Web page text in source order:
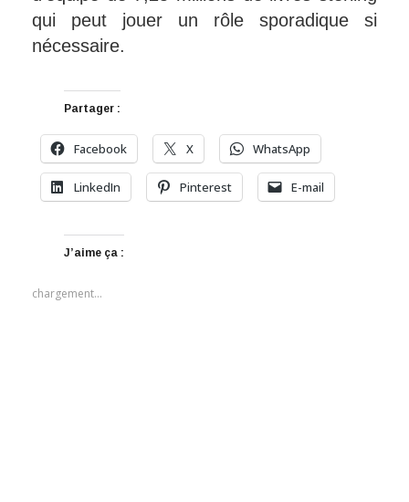
qui peut jouer un rôle sporadique si
nécessaire.
Partager :
Facebook X WhatsApp
LinkedIn Pinterest E-mail
J’aime ça :
chargement…